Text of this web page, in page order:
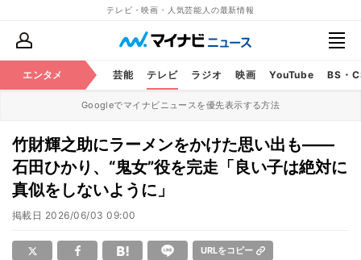
テレビ・映画・人気芸能人の最新情報
エンタメ 芸能 テレビ ラジオ 映画 YouTube BS・
Googleでマイナビニュースを優先表示する方法
竹財輝之助にラーメンをかけた思い出も――
石田ひかり、“鬼女”役を完走「良い子は絶対に
真似をしないように」
掲載日 2026/06/03 09:00
URLをコピー